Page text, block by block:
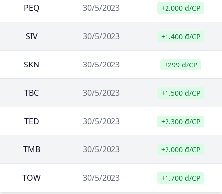
PEQ 30/5/2023 +2.000 đ/CP
SIV 30/5/2023 +1.400 đ/CP
SKN 30/5/2023 +299 đ/CP
TBC 30/5/2023 +1.500 đ/CP
TED 30/5/2023 +2.300 đ/CP
TMB 30/5/2023 +2.000 đ/CP
TOW 30/5/2023 +1.700 đ/CP